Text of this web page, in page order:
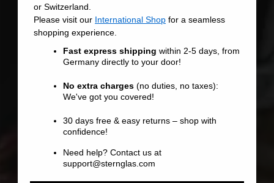
or Switzerland.
Please visit our International Shop for a seamless
shopping experience.
Fast express shipping within 2-5 days, from
Germany directly to your door!
No extra charges (no duties, no taxes):
We've got you covered!
30 days free & easy returns – shop with
confidence!
Need help? Contact us at
support@sternglas.com